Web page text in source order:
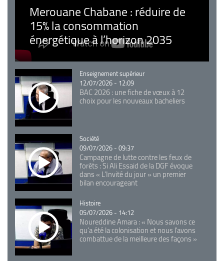
Merouane Chabane : réduire de
15% la consommation
énergétique à l’horizon 2035
Catégorie
Enseignement supérieur
12/07/2026 - 12:09
BAC 2026 : une fiche de vœux à 12
choix pour les nouveaux bacheliers
Catégorie
Société
09/07/2026 - 09:37
Campagne de lutte contre les feux de
forêts : Si Ali Essaid de la DGF évoque
dans « L'Invité du jour » un premier
bilan encourageant
Catégorie
Histoire
05/07/2026 - 14:12
Noureddine Amara : « Nous savons ce
qu’a été la colonisation et nous l’avons
combattue de la meilleure des façons »